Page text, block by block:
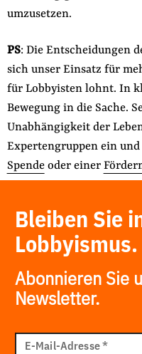
umzusetzen.
PS: Die Entscheidungen
sich unser Einsatz für
für Lobbyisten lohnt. In
Bewegung in die Sache.
Unabhängigkeit der
Expertengruppen ein
Spendeoder einer
Bleiben Sie
Lobbyismus.
Abonnieren Sie
Newsletter.
MailE-Mail-Adresse*